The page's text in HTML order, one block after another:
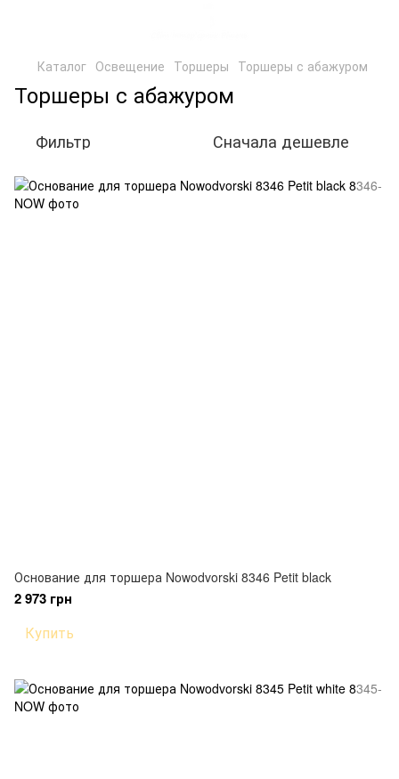
Каталог Освещение Торшеры Торшеры с абажуром
Торшеры с абажуром
Фильтр Сначала дешевле
Основание для торшера Nowodvorski 8346 Petit black
2 973 грн
Купить